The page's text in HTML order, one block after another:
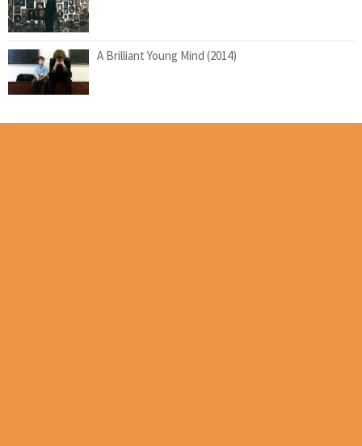
A Brilliant Young Mind (2014)